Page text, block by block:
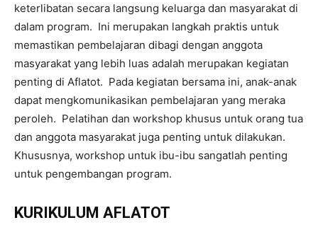
keterlibatan secara langsung keluarga dan masyarakat di
dalam program. Ini merupakan langkah praktis untuk
memastikan pembelajaran dibagi dengan anggota
masyarakat yang lebih luas adalah merupakan kegiatan
penting di Aflatot. Pada kegiatan bersama ini, anak-anak
dapat mengkomunikasikan pembelajaran yang meraka
peroleh. Pelatihan dan workshop khusus untuk orang tua
dan anggota masyarakat juga penting untuk dilakukan.
Khususnya, workshop untuk ibu-ibu sangatlah penting
untuk pengembangan program.
KURIKULUM AFLATOT